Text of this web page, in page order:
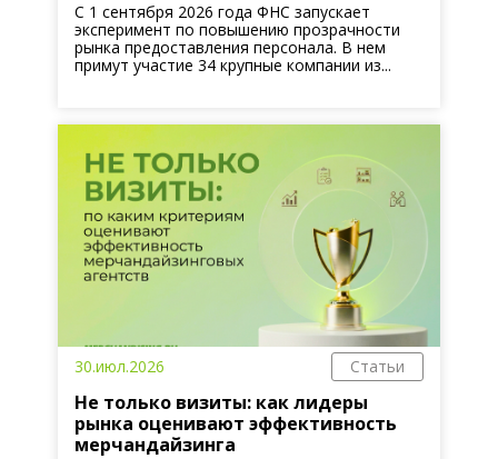
С 1 сентября 2026 года ФНС запускает
эксперимент по повышению прозрачности
рынка предоставления персонала. В нем
примут участие 34 крупные компании из...
30.июл.2026 Статьи
Не только визиты: как лидеры
рынка оценивают эффективность
мерчандайзинга